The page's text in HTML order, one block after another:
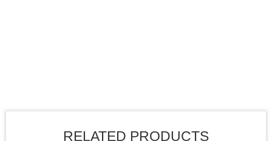
RELATED PRODUCTS